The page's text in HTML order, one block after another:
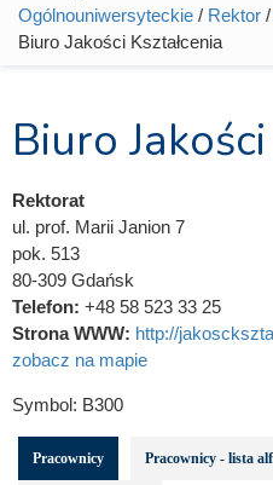
Jesteś tutaj
Ogólnouniwersyteckie / Rektor /
Biuro Jakości Kształcenia
Biuro
Rektorat
ul. prof. Marii Janion 7
pok. 513
80-309 Gdańsk
Telefon: +48 58 523 33 25
Strona WWW: http://
zobacz na mapie
Symbol: B300
Pracownicy Pracownicy - lista